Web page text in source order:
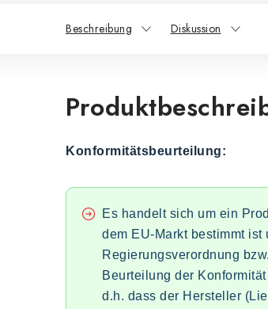
Beschreibung Diskussion
Konformitätsbeurteilung:
Es handelt sich um ein
dem EU-Markt bestimmt ist
Regierungsverordnung
Beurteilung der
d.h. dass der Hersteller